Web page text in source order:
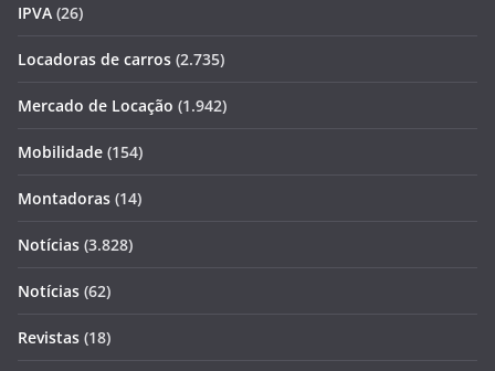
IPVA (26)
Locadoras de carros (2.735)
Mercado de Locação (1.942)
Mobilidade (154)
Montadoras (14)
Notícias (3.828)
Notícias (62)
Revistas (18)